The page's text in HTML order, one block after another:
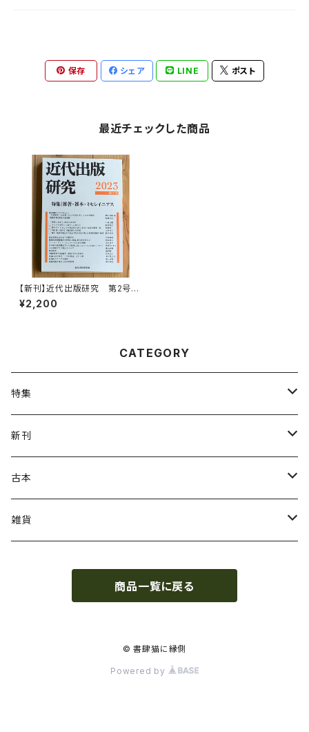
保存 シェア LINE ポスト
最近チェックした商品
【新刊】近代出版研究 第2号
特集「雑著・雑本・ミセレイニア
ス」
¥2,200
CATEGORY
特集
ねこの本
ガザ・パレスチナ
坂本千明
中村宏樹（郷土遊里史研究家）
新刊
虹霓社・NIJI BOOKS
皓星社
古本
復刻本
雑貨
商品一覧に戻る
© 書肆猫に縁側
Powered by